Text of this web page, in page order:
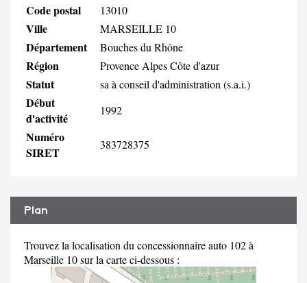
Code postal 13010
Ville MARSEILLE 10
Département Bouches du Rhône
Région Provence Alpes Côte d'azur
Statut sa à conseil d'administration (s.a.i.)
Début
d'activité
1992
Numéro
SIRET
383728375
Plan
Trouvez la localisation du concessionnaire auto 102 à
Marseille 10 sur la carte ci-dessous :